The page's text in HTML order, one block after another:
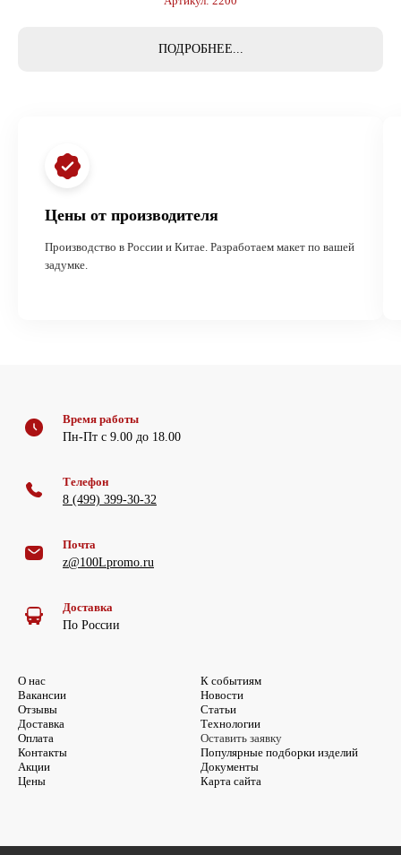
ПОДРОБНЕЕ...
Цены от производителя
Производство в России и Китае. Разработаем макет по вашей
задумке.
Время работы
Пн-Пт с 9.00 до 18.00
Телефон
8 (499) 399-30-32
Почта
z@100Lpromo.ru
Доставка
По России
О нас
Вакансии
Отзывы
Доставка
Оплата
Контакты
Акции
Цены
К событиям
Новости
Статьи
Технологии
Оставить заявку
Популярные подборки изделий
Документы
Карта сайта